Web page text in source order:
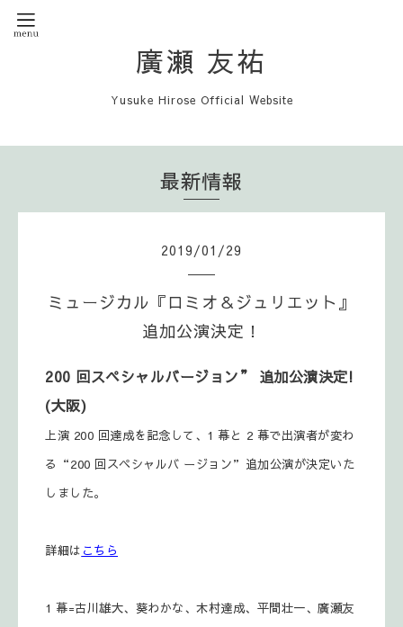
廣瀬 友祐
Yusuke Hirose Official Website
最新情報
2019/01 /29
ミュージカル『ロミオ＆ジュリエット』
追加公演決定！
200 回スペシャルバージョン” 追加公演決定!
(大阪)
上演 200 回達成を記念して、1 幕と 2 幕で出演者が変わ
る“200 回スペシャルバ ージョン”追加公演が決定いた
しました。
詳細は こちら
1 幕=古川雄大、葵わかな、木村達成、平間壮一、廣瀬友